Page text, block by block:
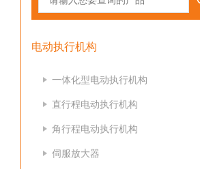
电动执行机构
一体化型电动执行机构
直行程电动执行机构
角行程电动执行机构
伺服放大器